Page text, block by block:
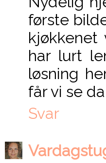
første
kjøkkenet
har lurt
løsning
får vi se
Svar